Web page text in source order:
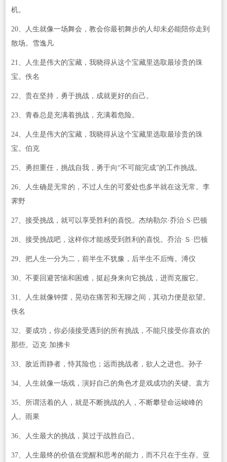
机。
20、人生就像一场舞会，教会你最初舞步的人却未必能陪你走到
散场。雪逸凡
21、人生是伟大的宝藏，我晓得从这个宝藏里选取最珍贵的珠
宝。佚名
22、贵在坚持，勇于挑战，成就更好的自己。
23、青春总是充满着挑战，充满着危险。
24、人生是伟大的宝藏，我晓得从这个宝藏里选取最珍贵的珠
宝。伯克
25、勇担重任，挑战自我，勇于向“不可能完成”的工作挑战。
26、人生确是无常的，不过人生的可爱处也多半就在这无常。李
霁野
27、接受挑战，就可以享受胜利的喜悦。杰纳勒尔·乔治·S·巴顿
28、接受挑战吧，这样你才能感受到胜利的喜悦。乔治·Ｓ·巴顿
29、把人生一分为二，前半生不犹豫，后半生不后悔。溥仪
30、不要回避苦恼和困难，挺起身来向它挑战，进而克服它。
31、人生就像钟摆，晃动在痛苦和无聊之间，其动力便是欲望。
佚名
32、要成功，你必须接受遇到的所有挑战，不能只接受你喜欢的
那些。迈克·加拂卡
33、敌近而静者，恃其险也；远而挑战者，欲人之进也。孙子
34、人生就像一场戏，演好自己的角色才是戏成功的关键。袁方
35、所谓活着的人，就是不断挑战的人，不断攀登命运峻峰的
人。雨果
36、人生最大的挑战，莫过于战胜自己。
37、人生最终的价值在觉醒和思考的能力，而不只在于生存。亚